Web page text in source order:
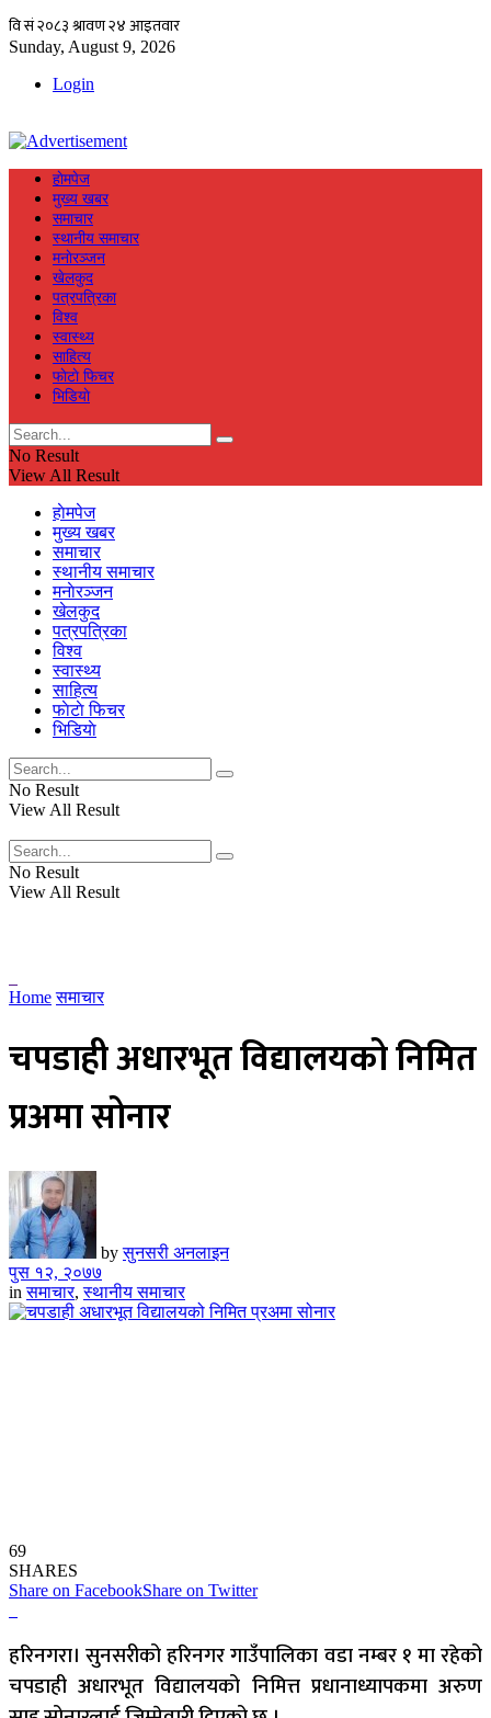
Sunday, August 9, 2026
Login
हाेमपेज
मुख्य खबर
समाचार
स्थानीय समाचार
मनाेरञ्जन
खेलकुद
पत्रपत्रिका
विश्व
स्वास्थ्य
साहित्य
फाेटाे फिचर
भिडियाे
No Result
View All Result
हाेमपेज
मुख्य खबर
समाचार
स्थानीय समाचार
मनाेरञ्जन
खेलकुद
पत्रपत्रिका
विश्व
स्वास्थ्य
साहित्य
फाेटाे फिचर
भिडियाे
No Result
View All Result
No Result
View All Result
Home समाचार
चपडाही अधारभूत विद्यालयको निमित
प्रअमा सोनार
by सुनसरी अनलाइन
पुस १२, २०७७
in समाचार,स्थानीय समाचार
69
SHARES
Share on FacebookShare on Twitter
हरिनगरा। सुनसरीको हरिनगर गाउँपालिका वडा नम्बर १ मा रहेको
चपडाही अधारभूत विद्यालयको निमित्त प्रधानाध्यापकमा अरुण